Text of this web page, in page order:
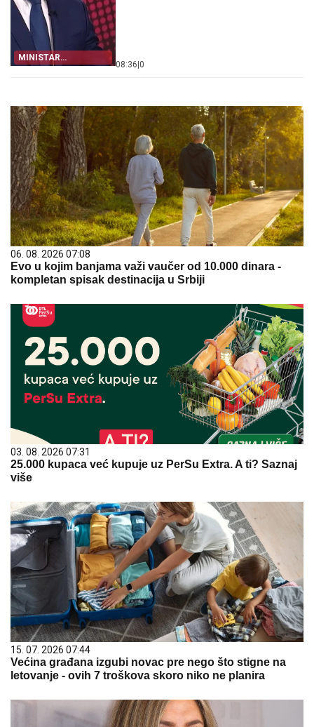
MINISTAR
FINANSIJA
08:36 0
06. 08. 2026 07:08
Evo u kojim banjama važi vaučer od 10.000 dinara -
kompletan spisak destinacija u Srbiji
03. 08. 2026 07:31
25.000 kupaca već kupuje uz PerSu Extra. A ti? Saznaj
više
15. 07. 2026 07:44
Većina građana izgubi novac pre nego što stigne na
letovanje - ovih 7 troškova skoro niko ne planira